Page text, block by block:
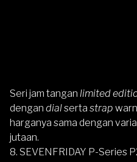
Seri jam tangan limited
dengan dialserta strap
harganya sama dengan
jutaan.
8. SEVENFRIDAY P-Series